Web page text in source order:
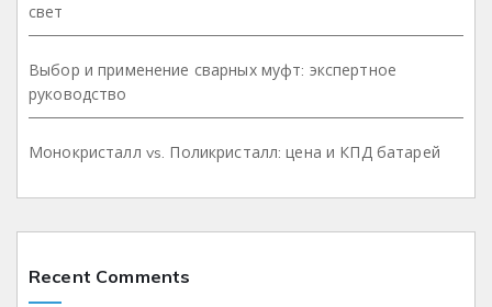
свет
Выбор и применение сварных муфт: экспертное
руководство
Монокристалл vs. Поликристалл: цена и КПД батарей
Recent Comments